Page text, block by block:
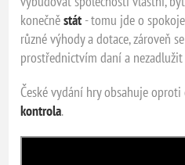
konečněstát - tomu jde o
různé výhody a dotace, zároveň
prostřednictvím daní a nezadlužit
České vydání hry obsahuje
kontrola.